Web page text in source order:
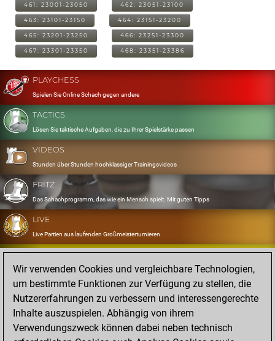
461: 23001-23050 462: 23051-23100
463: 23101-23150 464: 23151-23200
465: 23201-23250 466: 23251-23300
467: 23301-23350 468: 23351-23386
PLAYCHESS
Spielen Sie Online Schach gegen andere
TACTICS
Lösen Sie taktische Aufgaben, die zu Ihrer Spielstärke passen
VIDEOS
Stunden über Stunden hochklassiger Trainingsvideos
FRITZ
Das Schachprogramm, das wie ein Mensch spielt. Mit guten Tipps
LIVE
Live Partien aus laufenden Großmeisterturnieren
OPENINGS
Erfassen und Üben Sie Ihr Eröffnungsrepertoire
DATABASE
Acht Millionen starke Partien
MYGAMES
Speichern und analysieren Sie eigene Partien in der Cloud
Wir verwenden Cookies und vergleichbare Technologien,
um bestimmte Funktionen zur Verfügung zu stellen, die
Nutzererfahrungen zu verbessern und interessengerechte
Inhalte auszuspielen. Abhängig von ihrem
Verwendungszweck können dabei neben technisch